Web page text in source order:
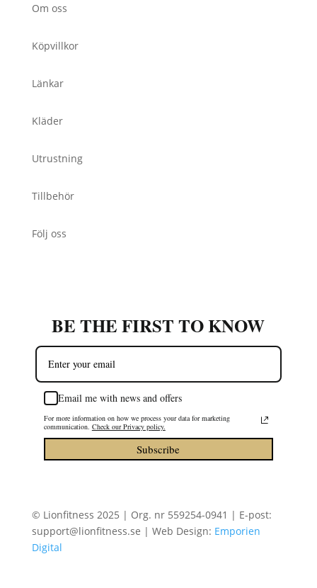
Om oss
Köpvillkor
Länkar
Kläder
Utrustning
Tillbehör
Följ oss
BE THE FIRST TO KNOW
Email me with news and offers
For more information on how we process your data for marketing
communication. Check our Privacy policy.
Subscribe
© Lionfitness 2025 | Org. nr 559254-0941 | E-post:
support@lionfitness.se | Web Design: Emporien
Digital